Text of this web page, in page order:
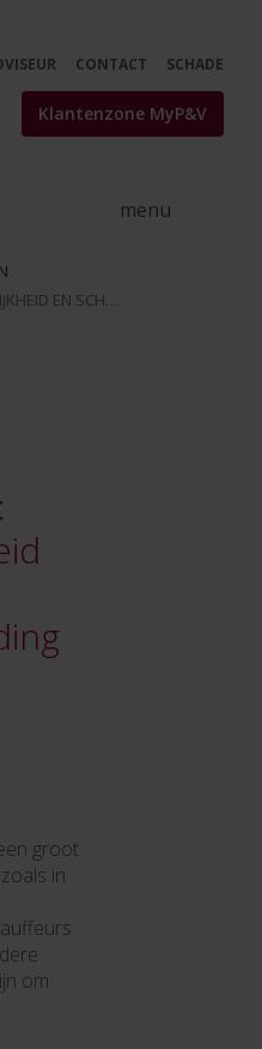
CONTACT SCHADE
Klantenzone MyP&V
KETTINGBOTSING: AANSPRAKELIJKHEID EN SCHADEVERGOEDING
groot
in
om